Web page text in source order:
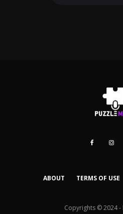
ABOUT TERMS OF USE
Copyrights © 2024 -